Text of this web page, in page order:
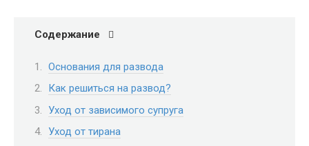
Содержание
Основания для развода
Как решиться на развод?
Уход от зависимого супруга
Уход от тирана